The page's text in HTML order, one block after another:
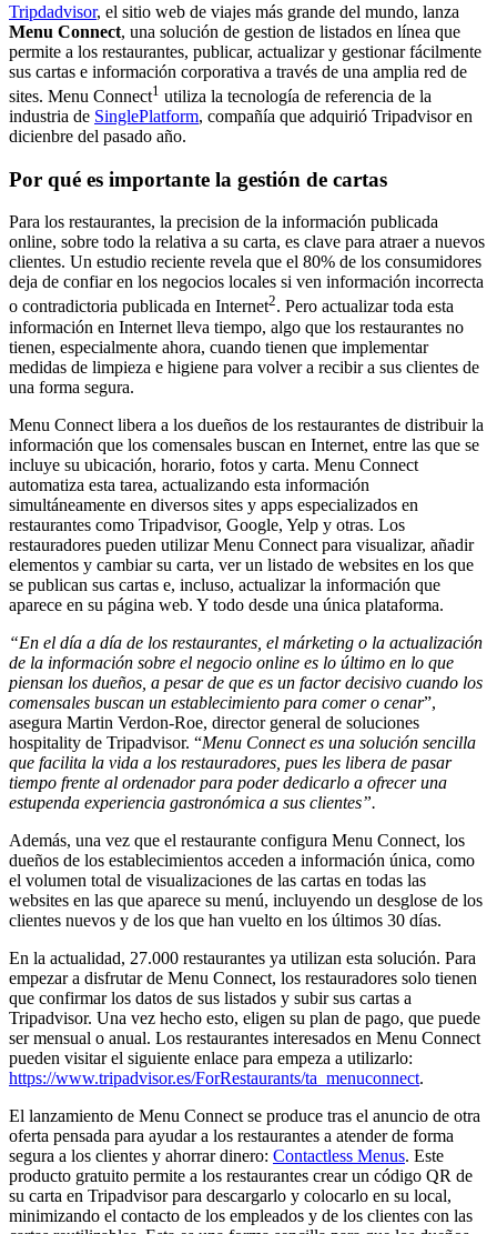
Tripdadvisor, el sitio web de viajes más grande del mundo, lanza
Menu Connect, una solución de gestion de listados en línea que
permite a los restaurantes, publicar, actualizar y gestionar fácilmente
sus cartas e información corporativa a través de una amplia red de
sites. Menu Connect1 utiliza la tecnología de referencia de la
industria de SinglePlatform, compañía que adquirió Tripadvisor en
dicienbre del pasado año.
Por qué es importante la gestión de cartas
Para los restaurantes, la precision de la información publicada
online, sobre todo la relativa a su carta, es clave para atraer a nuevos
clientes. Un estudio reciente revela que el 80% de los consumidores
deja de confiar en los negocios locales si ven información incorrecta
o contradictoria publicada en Internet2. Pero actualizar toda esta
información en Internet lleva tiempo, algo que los restaurantes no
tienen, especialmente ahora, cuando tienen que implementar
medidas de limpieza e higiene para volver a recibir a sus clientes de
una forma segura.
Menu Connect libera a los dueños de los restaurantes de distribuir la
información que los comensales buscan en Internet, entre las que se
incluye su ubicación, horario, fotos y carta. Menu Connect
automatiza esta tarea, actualizando esta información
simultáneamente en diversos sites y apps especializados en
restaurantes como Tripadvisor, Google, Yelp y otras. Los
restauradores pueden utilizar Menu Connect para visualizar, añadir
elementos y cambiar su carta, ver un listado de websites en los que
se publican sus cartas e, incluso, actualizar la información que
aparece en su página web. Y todo desde una única plataforma.
“En el día a día de los restaurantes, el márketing o la actualización
de la información sobre el negocio online es lo último en lo que
piensan los dueños, a pesar de que es un factor decisivo cuando los
comensales buscan un establecimiento para comer o cenar”,
asegura Martin Verdon-Roe, director general de soluciones
hospitality de Tripadvisor. “Menu Connect es una solución sencilla
que facilita la vida a los restauradores, pues les libera de pasar
tiempo frente al ordenador para poder dedicarlo a ofrecer una
estupenda experiencia gastronómica a sus clientes”.
Además, una vez que el restaurante configura Menu Connect, los
dueños de los establecimientos acceden a información única, como
el volumen total de visualizaciones de las cartas en todas las
websites en las que aparece su menú, incluyendo un desglose de los
clientes nuevos y de los que han vuelto en los últimos 30 días.
En la actualidad, 27.000 restaurantes ya utilizan esta solución. Para
empezar a disfrutar de Menu Connect, los restauradores solo tienen
que confirmar los datos de sus listados y subir sus cartas a
Tripadvisor. Una vez hecho esto, eligen su plan de pago, que puede
ser mensual o anual. Los restaurantes interesados en Menu Connect
pueden visitar el siguiente enlace para empeza a utilizarlo:
https://www.tripadvisor.es/ForRestaurants/ta_menuconnect.
El lanzamiento de Menu Connect se produce tras el anuncio de otra
oferta pensada para ayudar a los restaurantes a atender de forma
segura a los clientes y ahorrar dinero: Contactless Menus. Este
producto gratuito permite a los restaurantes crear un código QR de
su carta en Tripadvisor para descargarlo y colocarlo en su local,
minimizando el contacto de los empleados y de los clientes con las